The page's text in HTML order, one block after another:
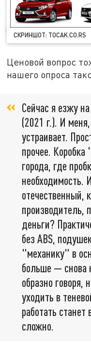
СКРИНШОТ: TOCAK.CO.RS
Ценовой вопрос
нашего опроса
Сейчас я езжу
(2021 г.). И
устраивает.
прочее.
города, где
необходимость.
отечественный,
производитель,
деньги?
без ABS,
"механику" в
больше — снова
образно говоря,
уходить в
работать станет
сложно.